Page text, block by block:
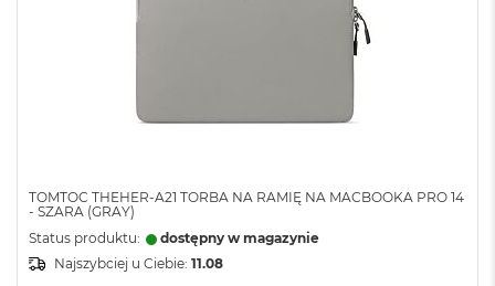
TOMTOC THEHER-A21 TORBA NA RAMIĘ NA MACBOOKA PRO 14
- SZARA (GRAY)
Status produktu:
dostępny w magazynie
Najszybciej u Ciebie: 11.08